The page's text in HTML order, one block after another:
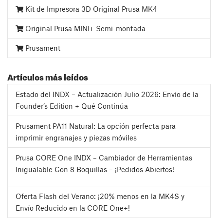
Kit de Impresora 3D Original Prusa MK4
Original Prusa MINI+ Semi-montada
Prusament
Artículos más leídos
Estado del INDX – Actualización Julio 2026: Envío de la
Founder’s Edition + Qué Continúa
Prusament PA11 Natural: La opción perfecta para
imprimir engranajes y piezas móviles
Prusa CORE One INDX – Cambiador de Herramientas
Inigualable Con 8 Boquillas – ¡Pedidos Abiertos!
Oferta Flash del Verano: ¡20% menos en la MK4S y
Envío Reducido en la CORE One+!